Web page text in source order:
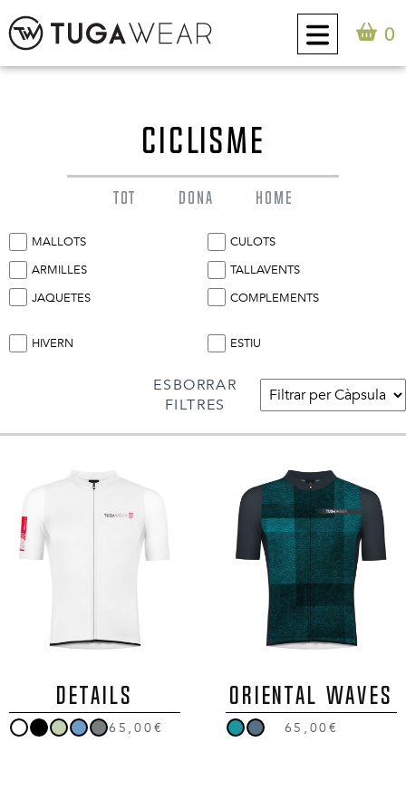
0
ACTITUD TUGA
CONTACTE
CICLISME
TOT DONA HOME
MALLOTS
CULOTS
ARMILLES
TALLAVENTS
JAQUETES
COMPLEMENTS
HIVERN ESTIU
ESBORRAR
FILTRES
DETAILS
65,00€
ORIENTAL WAVES
65,00€